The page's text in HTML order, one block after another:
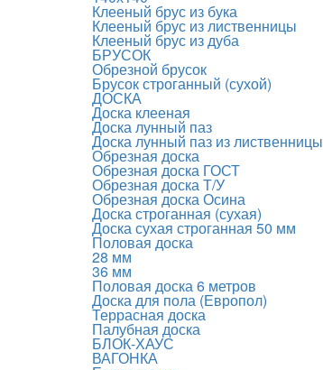
Клееный брус из бука
Клееный брус из лиственницы
Клееный брус из дуба
БРУСОК
Обрезной брусок
Брусок строганный (сухой)
ДОСКА
Доска клееная
Доска лунный паз
Доска лунный паз из лиственницы
Обрезная доска
Обрезная доска ГОСТ
Обрезная доска Т/У
Обрезная доска Осина
Доска строганная (сухая)
Доска сухая строганная 50 мм
Половая доска
28 мм
36 мм
Половая доска 6 метров
Доска для пола (Европол)
Террасная доска
Палубная доска
БЛОК-ХАУС
ВАГОНКА